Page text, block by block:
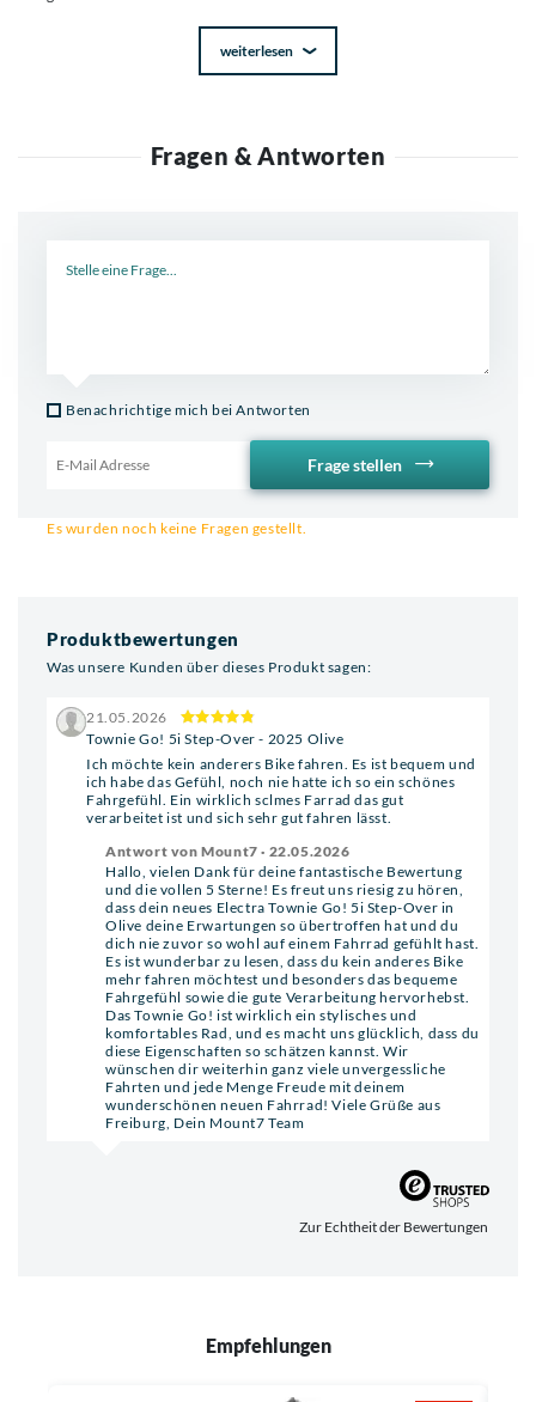
weiterlesen
Fragen & Antworten
Benachrichtige mich bei Antworten
Frage stellen
Es wurden noch keine Fragen gestellt.
Produktbewertungen
Was unsere Kunden über dieses Produkt sagen:
21.05.2026
Townie Go! 5i Step-Over - 2025 Olive
Ich möchte kein anderers Bike fahren. Es ist bequem und
ich habe das Gefühl, noch nie hatte ich so ein schönes
Fahrgefühl. Ein wirklich sclmes Farrad das gut
verarbeitet ist und sich sehr gut fahren lässt.
Antwort von Mount7 · 22.05.2026
Hallo, vielen Dank für deine fantastische Bewertung
und die vollen 5 Sterne! Es freut uns riesig zu hören,
dass dein neues Electra Townie Go! 5i Step-Over in
Olive deine Erwartungen so übertroffen hat und du
dich nie zuvor so wohl auf einem Fahrrad gefühlt hast.
Es ist wunderbar zu lesen, dass du kein anderes Bike
mehr fahren möchtest und besonders das bequeme
Fahrgefühl sowie die gute Verarbeitung hervorhebst.
Das Townie Go! ist wirklich ein stylisches und
komfortables Rad, und es macht uns glücklich, dass du
diese Eigenschaften so schätzen kannst. Wir
wünschen dir weiterhin ganz viele unvergessliche
Fahrten und jede Menge Freude mit deinem
wunderschönen neuen Fahrrad! Viele Grüße aus
Freiburg, Dein Mount7 Team
Zur Echtheit der Bewertungen
Empfehlungen